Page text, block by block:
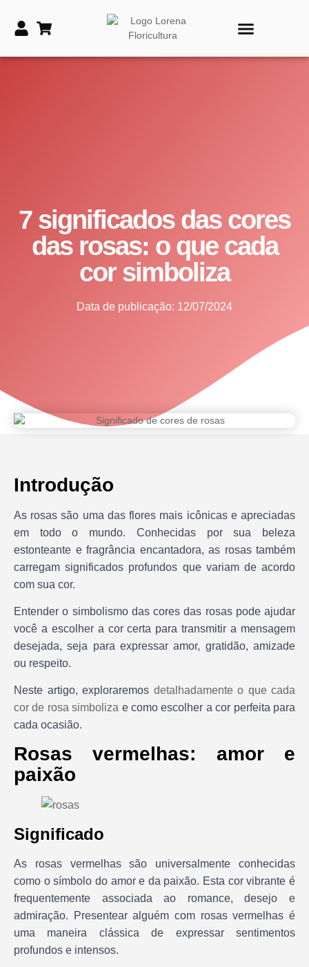
7 significados das cores
das rosas: o que cada
cor simboliza
Data de publicação: 12/07/2024
Introdução
As rosas são uma das flores mais icônicas e apreciadas
em todo o mundo. Conhecidas por sua beleza
estonteante e fragrância encantadora, as rosas também
carregam significados profundos que variam de acordo
com sua cor.
Entender o simbolismo das cores das rosas pode ajudar
você a escolher a cor certa para transmitir a mensagem
desejada, seja para expressar amor, gratidão, amizade
ou respeito.
Neste artigo, exploraremos detalhadamente o que cada
cor de rosa simboliza e como escolher a cor perfeita para
cada ocasião.
Rosas vermelhas: amor e
paixão
Significado
As rosas vermelhas são universalmente conhecidas
como o símbolo do amor e da paixão. Esta cor vibrante é
frequentemente associada ao romance, desejo e
admiração. Presentear alguém com rosas vermelhas é
uma maneira clássica de expressar sentimentos
profundos e intensos.